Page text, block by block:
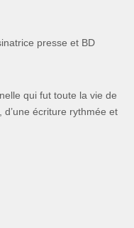
presse et BD
qui fut toute la vie de
écriture rythmée et